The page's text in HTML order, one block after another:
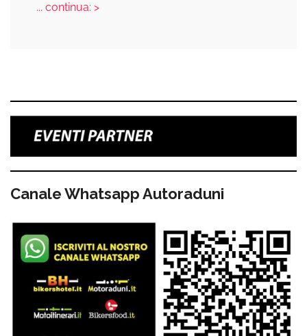
... continua: >
Canale Whatsapp Autoraduni